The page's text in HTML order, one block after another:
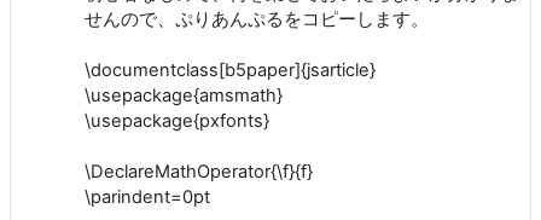
せんので、ぷりあんぷるをコピーします。
\documentclass[b5paper]{jsarticle}
\usepackage{amsmath}
\usepackage{pxfonts}
\DeclareMathOperator{\f}{f}
\parindent=0pt